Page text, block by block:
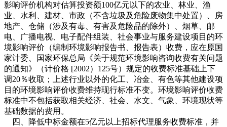
影响评价机构对估算投资额100亿元以下的农业、林业、渔
业、水利、建材、市政（不含垃圾及危险废物集中处置）、房
地产、仓储（涉及有毒、有害及危险品的除外）、烟草、邮
电、广播电视、电子配件组装、社会事业与服务建设项目的环
境影响评价（编制环境影响报告书、报告表）收费，应在原国
家计委、国家环保总局《关于规范环境影响咨询收费有关问题
的通知》（计价格 [2002）125号）规定的收费标准基础上下
调20％收取；上述行业以外的化工、冶金、有色等其他建设项
目的环境影响评价收费维持现行标准不变。环境影响评价收费
标准中不包括获取相关经济、社会、水文、气象、环境现状等
基础数据的费用。
四、降低中标金额在5亿元以上招标代理服务收费标准，并